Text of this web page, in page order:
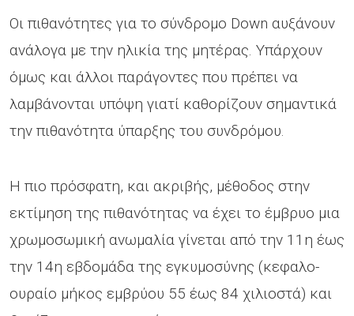
Οι πιθανότητες για το σύνδρομο Down αυξάνουν
ανάλογα με την ηλικία της μητέρας. Υπάρχουν
όμως και άλλοι παράγοντες που πρέπει να
λαμβάνονται υπόψη γιατί καθορίζουν σημαντικά
την πιθανότητα ύπαρξης του συνδρόμου.
Η πιο πρόσφατη, και ακριβής, μέθοδος στην
εκτίμηση της πιθανότητας να έχει το έμβρυο μια
χρωμοσωμική ανωμαλία γίνεται από την 11η έως
την 14η εβδομάδα της εγκυμοσύνης (κεφαλο-
ουραίο μήκος εμβρύου 55 έως 84 χιλιοστά) και